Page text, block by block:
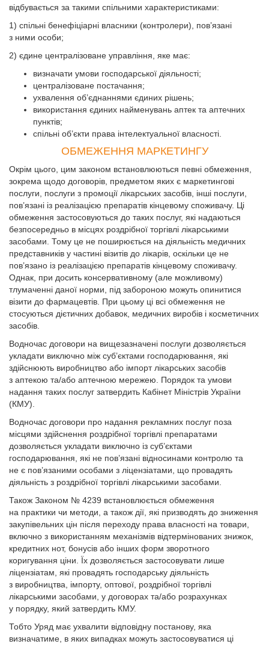
відбувається за такими спільними характеристиками:
1) спільні бенефіціарні власники (контролери), пов’язані
з ними особи;
2) єдине централізоване управління, яке має:
визначати умови господарської діяльності;
централізоване постачання;
ухвалення об’єднаннями єдиних рішень;
використання єдиних найменувань аптек та аптечних
пунктів;
спільні об’єкти права інтелектуальної власності.
ОБМЕЖЕННЯ МАРКЕТИНГУ
Окрім цього, цим законом встановлюються певні обмеження,
зокрема щодо договорів, предметом яких є маркетингові
послуги, послуги з промоції лікарських засобів, інші послуги,
пов’язані із реалізацією препаратів кінцевому споживачу. Ці
обмеження застосовуються до таких послуг, які надаються
безпосередньо в місцях роздрібної торгівлі лікарськими
засобами. Тому це не поширюється на діяльність медичних
представників у частині візитів до лікарів, оскільки це не
пов’язано із реалізацією препаратів кінцевому споживачу.
Однак, при досить консервативному (але можливому)
тлумаченні даної норми, під забороною можуть опинитися
візити до фармацевтів. При цьому ці всі обмеження не
стосуються дієтичних добавок, медичних виробів і косметичних
засобів.
Водночас договори на вищезазначені послуги дозволяється
укладати виключно між суб’єктами господарювання, які
здійснюють виробництво або імпорт лікарських засобів
з аптекою та/або аптечною мережею. Порядок та умови
надання таких послуг затвердить Кабінет Міністрів Украї­ни
(КМУ).
Водночас договори про надання рекламних послуг поза
місцями здійснення роздрібної торгівлі препаратами
дозволяється укладати виключно із суб’єктами
господарювання, які не пов’язані відносинами контролю та
не є пов’язаними особами з ліцензіатами, що провадять
діяльність з роздрібної торгівлі лікарськими засобами.
Також Законом № 4239 встановлюється обмеження
на практики чи методи, а також дії, які призводять до зниження
закупівельних цін після переходу права власності на товари,
включно з використанням механізмів відтермінованих знижок,
кредитних нот, бонусів або інших форм зворотного
коригування ціни. Їх дозволяється застосовувати лише
ліцензіатам, які провадять господарську діяльність
з виробництва, імпорту, оптової, роздрібної торгівлі
лікарськими засобами, у договорах та/або розрахунках
у порядку, який затвердить КМУ.
Тобто Уряд має ухвалити відповідну постанову, яка
визначатиме, в яких випадках можуть застосовуватися ці